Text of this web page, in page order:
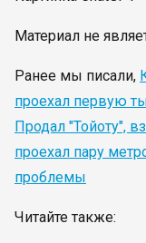
Материал не
Ранее мы писали,
проехал первую
Продал "Тойоту",
проехал пару
проблемы
Читайте также: